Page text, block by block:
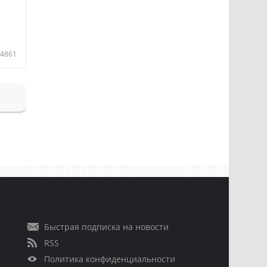
4861
Быстрая подписка на новости
RSS
Политика конфиденциальности